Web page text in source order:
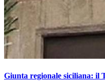
Giunta regionale siciliana: il